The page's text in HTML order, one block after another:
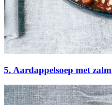
5. Aardappelsoep met zalm